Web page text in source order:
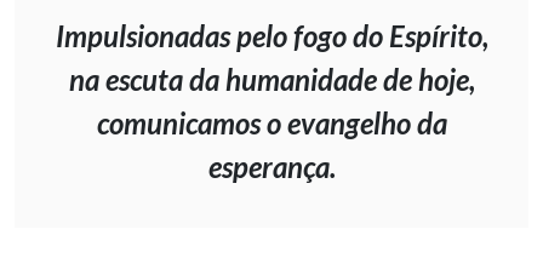
Impulsionadas pelo fogo do Espírito,
na escuta da humanidade de hoje,
comunicamos o evangelho da
esperança.